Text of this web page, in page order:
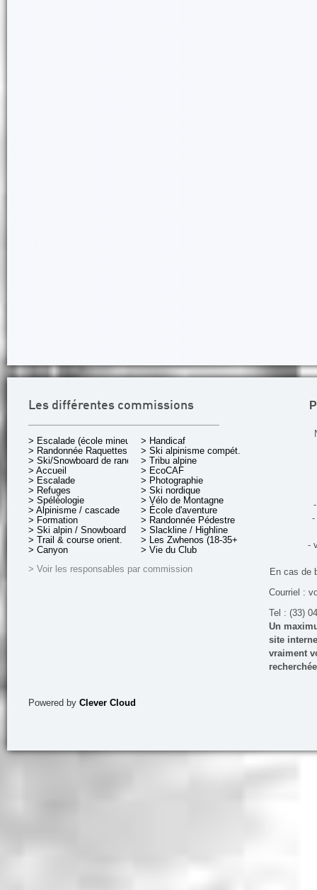
Les différentes commissions
> Escalade (école mineurs)
> Randonnée Raquettes
> Ski/Snowboard de rando.
> Accueil
> Escalade
> Refuges
> Spéléologie
> Alpinisme / cascade
> Formation
> Ski alpin / Snowboard
> Trail & course orient.
> Canyon
> Handicaf
> Ski alpinisme compét.
> Tribu alpine
> EcoCAF
> Photographie
> Ski nordique
> Vélo de Montagne
> École d'aventure
> Randonnée Pédestre
> Slackline / Highline
> Les Zwhenos (18-35+ ans)
> Vie du Club
> Voir les responsables par commission
-
-
En cas de
Courriel :
Tel : (33)
Un
site
vraiment
Powered by Clever Cloud